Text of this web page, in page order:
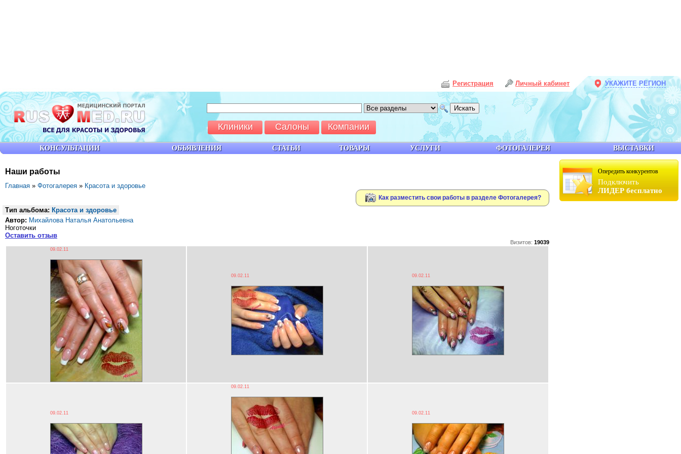
Опередить конкурентов
Подключить
ЛИДЕР бесплатно
Наши работы
Главная » Фотогалерея » Красота и здоровье
Как разместить свои работы в разделе Фотогалерея?
Тип альбома: Красота и здоровье
Автор: Михайлова Наталья Анатольевна
Ноготочки
Оставить отзыв
Визитов: 19039
09.02.11
09.02.11 09.02.11
09.02.11
09.02.11
09.02.11
КОНСУЛЬТАЦИИ ОБЪЯВЛЕНИЯ СТАТЬИ ТОВАРЫ УСЛУГИ ФОТОГАЛЕРЕЯ ВЫСТАВКИ
Клиники Салоны Компании
Личный кабинет
Регистрация УКАЖИТЕ РЕГИОН